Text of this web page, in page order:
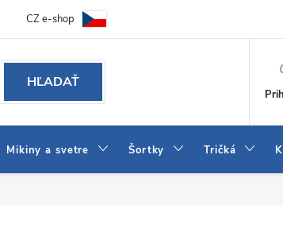
Ako vybrať džínsy Wrangler a LEE
CZ e-shop
HĽADAŤ
Mikiny a svetre Šortky Tričká